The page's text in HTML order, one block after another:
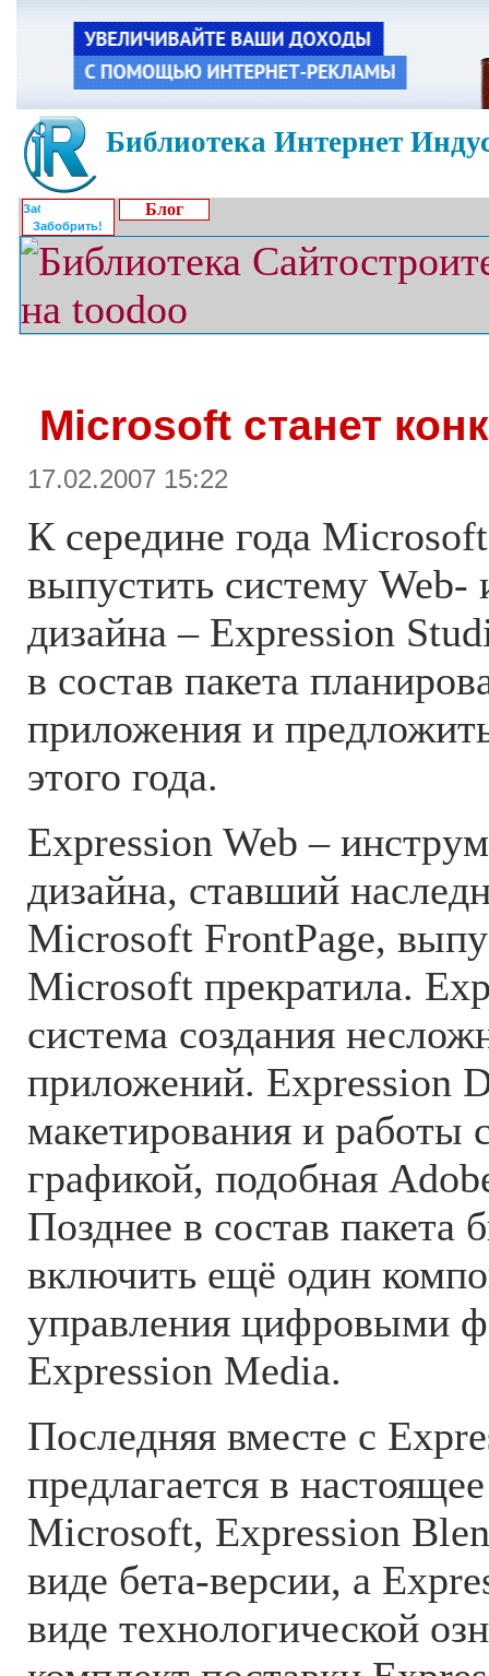
Библиотека Интернет
Забобрить!
Блог
Microsoft станет
17.02.2007 15:22
К середине года
выпустить систему Web-
дизайна – Expression
в состав пакета
приложения и
этого года.
Expression Web –
дизайна, ставший
Microsoft FrontPage,
Microsoft прекратила.
система создания
приложений. Expression
макетирования и работы
графикой, подобная
Позднее в состав пакета
включить ещё один
управления цифровыми
Expression Media.
Последняя вместе с
предлагается в
Microsoft, Expression
виде бета-версии, а
виде технологической